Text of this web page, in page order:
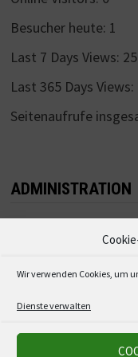
Wir verwenden Cookies, um
Dienste verwalten
Besucher heute: 1
Last 7 Days Views: 25
Last 365 Days Views:
Seitenaufrufe
ADMINISTRATION